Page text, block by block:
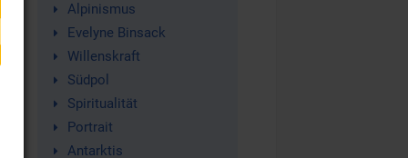
Alpinismus
Evelyne Binsack
Willenskraft
Südpol
Spiritualität
Portrait
Antarktis